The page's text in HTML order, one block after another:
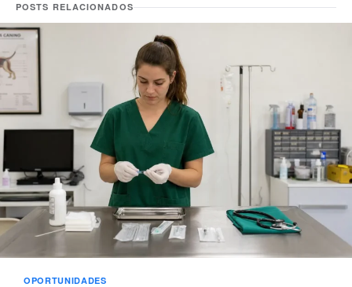
POSTS RELACIONADOS
OPORTUNIDADES